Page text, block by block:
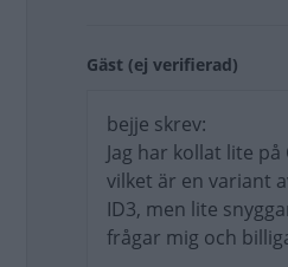
Gäst (ej verifierad)
bejje skrev:
Jag har kollat lite
vilket är en variant
ID3, men lite
frågar mig och